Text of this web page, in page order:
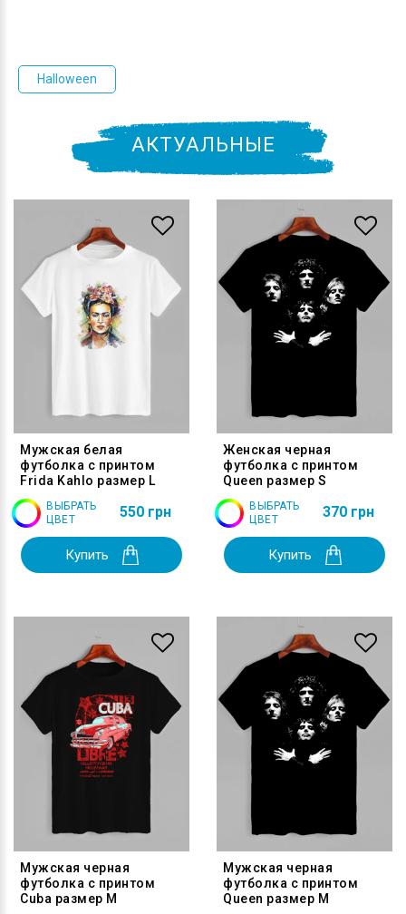
Halloween
АКТУАЛЬНЫЕ
Мужская белая
футболка с принтом
Frida Kahlo размер L
ВЫБРАТЬ
ЦВЕТ
550 грн
Купить
Женская черная
футболка с принтом
Queen размер S
ВЫБРАТЬ
ЦВЕТ
370 грн
Купить
Мужская черная
футболка с принтом
Cuba размер M
Мужская черная
футболка с принтом
Queen размер M